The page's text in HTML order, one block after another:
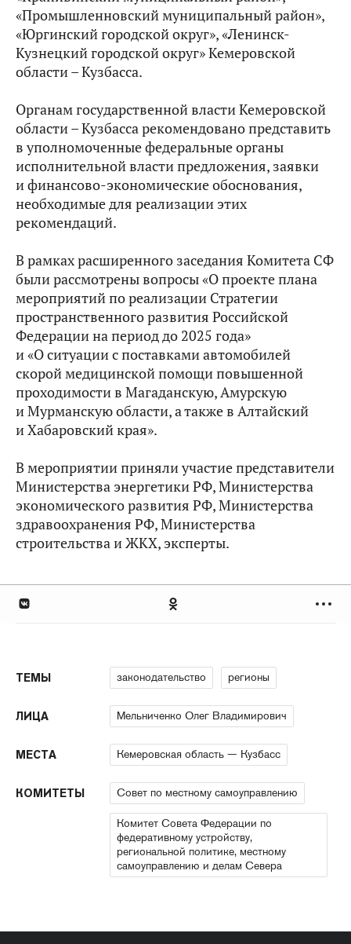
«Промышленновский муниципальный район»,
«Юргинский городской округ», «Ленинск-
Кузнецкий городской округ» Кемеровской
области – Кузбасса.
Органам государственной власти Кемеровской
области – Кузбасса рекомендовано представить
в уполномоченные федеральные органы
исполнительной власти предложения, заявки
и финансово-экономические обоснования,
необходимые для реализации этих
рекомендаций.
В рамках расширенного заседания Комитета СФ
были рассмотрены вопросы «О проекте плана
мероприятий по реализации Стратегии
пространственного развития Российской
Федерации на период до 2025 года»
и «О ситуации с поставками автомобилей
скорой медицинской помощи повышенной
проходимости в Магаданскую, Амурскую
и Мурманскую области, а также в Алтайский
и Хабаровский края».
В мероприятии приняли участие представители
Министерства энергетики РФ, Министерства
экономического развития РФ, Министерства
здравоохранения РФ, Министерства
строительства и ЖКХ, эксперты.
ТЕМЫ законодательство регионы
ЛИЦА Мельниченко Олег Владимирович
МЕСТА Кемеровская область — Кузбасс
КОМИТЕТЫ Совет по местному самоуправлению
Комитет Совета Федерации по
федеративному устройству,
региональной политике, местному
самоуправлению и делам Севера